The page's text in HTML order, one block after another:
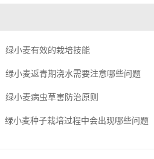
绿小麦有效的栽培技能
绿小麦返青期浇水需要注意哪些问题
绿小麦病虫草害防治原则
绿小麦种子栽培过程中会出现哪些问题